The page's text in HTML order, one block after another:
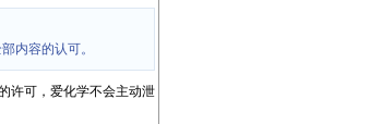
内容的认可。
许可，爱化学不会主动泄